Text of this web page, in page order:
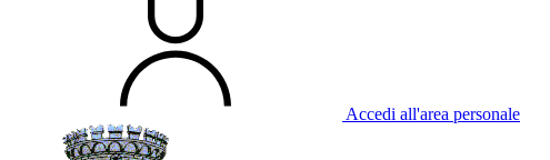
Accedi all'area personale